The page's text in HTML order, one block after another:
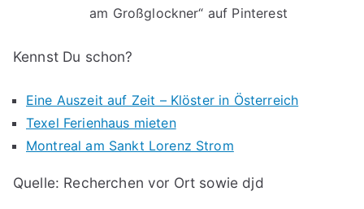
am Großglockner“ auf Pinterest
Kennst Du schon?
Eine Auszeit auf Zeit – Klöster in Österreich
Texel Ferienhaus mieten
Montreal am Sankt Lorenz Strom
Quelle: Recherchen vor Ort sowie djd